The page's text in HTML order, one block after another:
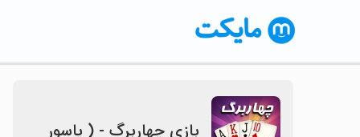
بازی چهاربرگ - ( پاسور